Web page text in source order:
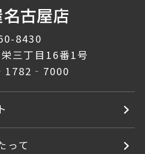
8430
三丁目16番1号
って